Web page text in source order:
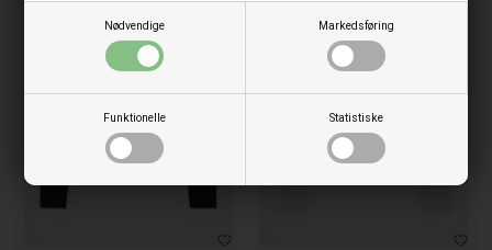
Nødvendige Markedsføring
Funktionelle Statistiske